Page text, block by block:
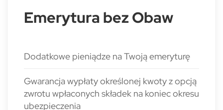
Emerytura bez Obaw
Dodatkowe pieniądze na Twoją emeryturę
Gwarancja wypłaty określonej kwoty z opcją
zwrotu wpłaconych składek na koniec okresu
ubezpieczenia